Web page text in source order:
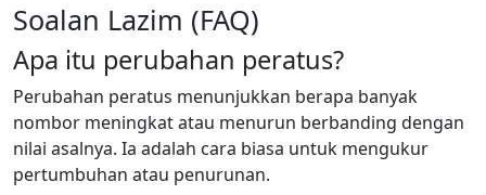
Soalan Lazim (FAQ)
Apa itu perubahan peratus?
Perubahan peratus menunjukkan berapa banyak
nombor meningkat atau menurun berbanding dengan
nilai asalnya. Ia adalah cara biasa untuk mengukur
pertumbuhan atau penurunan.